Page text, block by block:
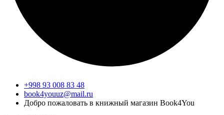
+998 93 008 83 48
book4youuz@mail.ru
Добро пожаловать в книжный магазин Book4You